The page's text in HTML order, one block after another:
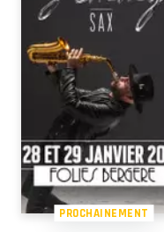
PROCHAINEMENT